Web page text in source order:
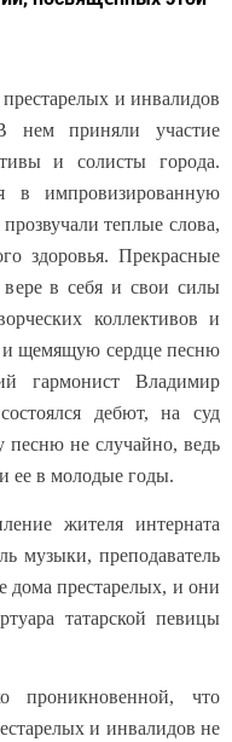
и инвалидов
нем приняли участие
и солисты города.
в импровизированную
теплые слова,
здоровья. Прекрасные
в себя и свои силы
коллективов и
щемящую сердце песню
гармонист Владимир
дебют, на суд
песню не случайно, ведь
ее в молодые годы.
жителя интерната
музыки, преподаватель
дома престарелых, и они
татарской певицы
проникновенной, что
и инвалидов не